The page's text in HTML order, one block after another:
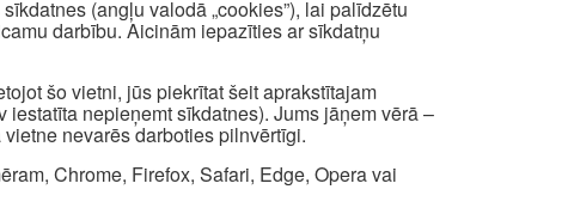
(angļu valodā „cookies”), lai palīdzētu
darbību. Aicinām iepazīties ar sīkdatņu
šo vietni, jūs piekrītat šeit aprakstītajam
nepieņemt sīkdatnes). Jums jāņem vērā –
nevarēs darboties pilnvērtīgi.
Chrome, Firefox, Safari, Edge, Opera vai